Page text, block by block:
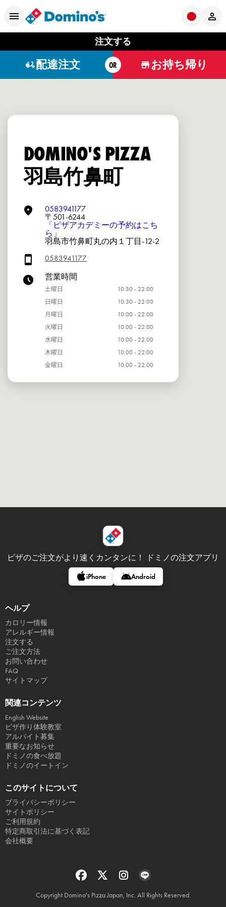
注文する
配達注文 OR お持ち帰り
DOMINO'S PIZZA
羽島竹鼻町
0583941177
〒501-6244
「ピザアカデミーの予約はこち
ら」
羽島市竹鼻町丸の内１丁目-12-2
0583941177
営業時間
土曜日
10:30 - 22:00
日曜日
10:30 - 22:00
月曜日
10:00 - 22:00
火曜日
10:00 - 22:00
水曜日
10:00 - 22:00
木曜日
10:00 - 22:00
金曜日
10:00 - 22:00
ピザのご注文がより速くカンタンに！ ドミノの注文アプリ
iPhone Android
ヘルプ
カロリー情報
アレルギー情報
注文する
ご注文方法
お問い合わせ
FAQ
サイトマップ
関連コンテンツ
English Website
ピザ作り体験教室
アルバイト募集
重要なお知らせ
ドミノの食べ放題
ドミノのイートイン
このサイトについて
プライバシーポリシー
サイトポリシー
ご利用規約
特定商取引法に基づく表記
会社概要
Copyright Domino's Pizza Japan, Inc. All Rights Reserved.